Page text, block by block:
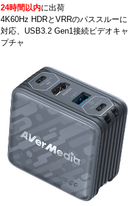
24時間以内に出荷
4K60Hz HDRとVRRのパススルーに
対応、USB3.2 Gen1接続ビデオキャ
プチャ